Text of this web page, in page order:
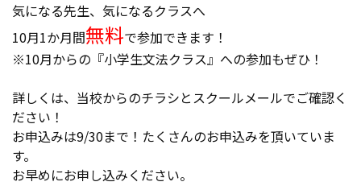
気になる先生、気になるクラスへ
10月1か月間無料で参加できます！
※10月からの『小学生文法クラス』への参加もぜひ！
詳しくは、当校からのチラシとスクールメールでご確認く
ださい！
お申込みは9/30まで！たくさんのお申込みを頂いていま
す。
お早めにお申し込みください。